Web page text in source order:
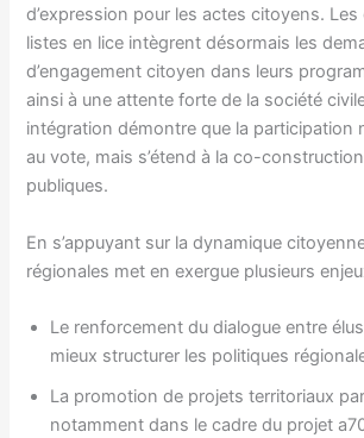
d’expression pour les actes citoyens.
listes en lice intègrent désormais les
d’engagement citoyen dans leurs
ainsi à une attente forte de la société
intégration démontre que la participation
au vote, mais s’étend à la co-
publiques.
En s’appuyant sur la dynamique
régionales met en exergue plusieurs
Le renforcement du dialogue entre
mieux structurer les politiques
La promotion de projets territoriaux
notamment dans le cadre du projet